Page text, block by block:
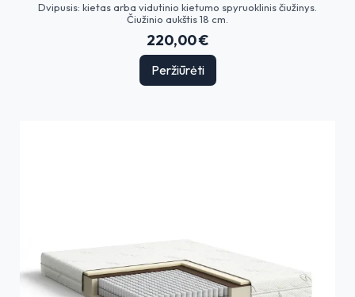
Dvipusis: kietas arba vidutinio kietumo spyruoklinis čiužinys.
Čiužinio aukštis 18 cm.
220,00 €
Peržiūrėti